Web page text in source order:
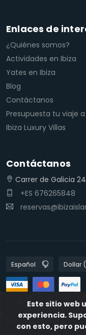
Enlaces de
¿Quiénes somos?
Actividades en Ibiza
Yates en Ibiza
Blog
Contáctanos
Presupuesta tu viaje a
Ibiza Luxury Villas
Contáctanos
Carrer de Galicia
+ES 676265848
Políticas de privacidad
Este sitio web
experiencia.
con esto, pero